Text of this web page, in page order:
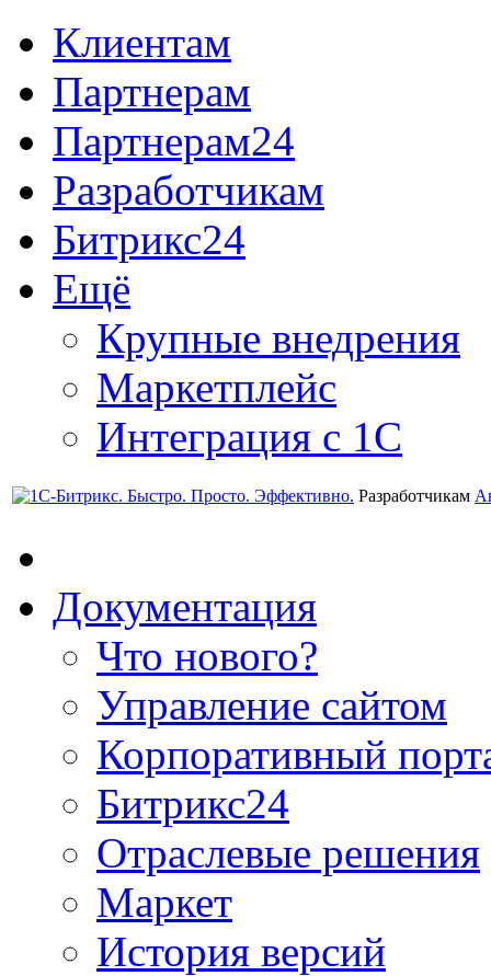
Клиентам
Партнерам
Партнерам24
Разработчикам
Битрикс24
Ещё
Крупные внедрения
Маркетплейс
Интеграция с 1С
Разработчикам
Документация
Что нового?
Управление сайтом
Корпоративный
Битрикс24
Отраслевые решения
Маркет
История версий